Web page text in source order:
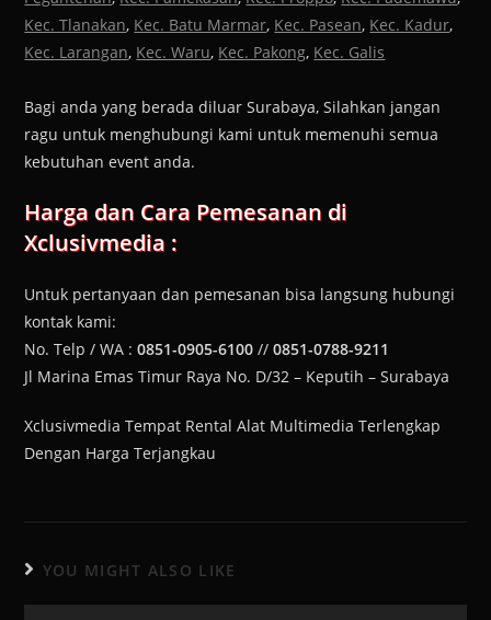
Kec. Tlanakan, Kec. Batu Marmar, Kec. Pasean, Kec. Kadur,
Kec. Larangan, Kec. Waru, Kec. Pakong, Kec. Galis
Bagi anda yang berada diluar Surabaya, Silahkan jangan
ragu untuk menghubungi kami untuk memenuhi semua
kebutuhan event anda.
Harga dan Cara Pemesanan di
Xclusivmedia :
Untuk pertanyaan dan pemesanan bisa langsung hubungi
kontak kami:
No. Telp / WA :0851-0905-6100 //0851-0788-9211
Jl Marina Emas Timur Raya No. D/32 – Keputih – Surabaya
Xclusivmedia Tempat Rental Alat Multimedia Terlengkap
Dengan Harga Terjangkau
YOU MIGHT ALSO LIKE